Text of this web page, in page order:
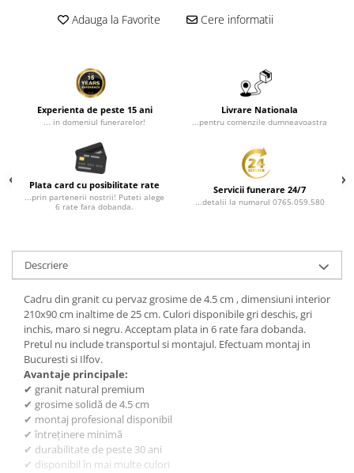
Adauga la Favorite Cere informatii
Experienta de peste 15 ani
... in domeniul funerarelor!
Livrare Nationala
...pentru comenzile dumneavoastra
Plata card cu posibilitate rate
...prin partenerii nostrii! Puteti alege
6 rate fara dobanda.
Servicii funerare 24/7
...detalii la numarul 0765.059.580
Descriere
Cadru din granit cu pervaz grosime de 4.5 cm , dimensiuni interior
210x90 cm inaltime de 25 cm. Culori disponibile gri deschis, gri
inchis, maro si negru. Acceptam plata in 6 rate fara dobanda.
Pretul nu include transportul si montajul. Efectuam montaj in
Bucuresti si Ilfov.
Avantaje principale:
✔ granit natural premium
✔ grosime solidă de 4.5 cm
✔ montaj profesional disponibil
✔ întreținere minimă
✔ durabilitate de peste 30 ani
✔ disponibil în mai multe culori